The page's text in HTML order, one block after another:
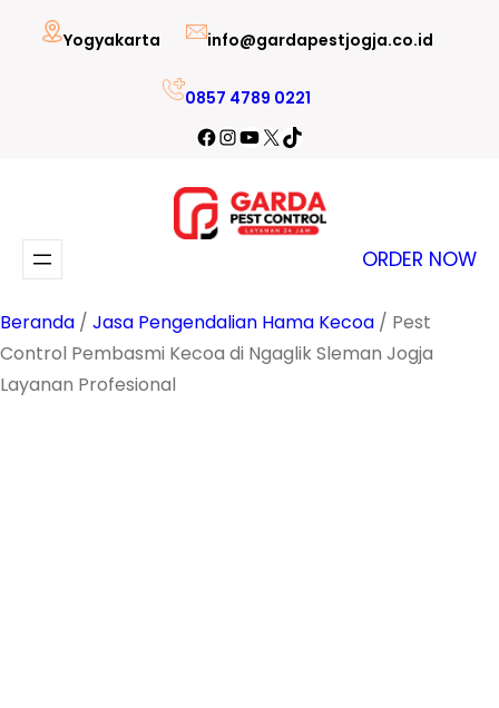
Lewati
Yogyakarta info@gardapestjogja.co.id
0857 4789 0221
Facebook
Instagram
YouTube
X TikTok
ORDER NOW
Beranda / Jasa Pengendalian Hama Kecoa / Pest
Control Pembasmi Kecoa di Ngaglik Sleman Jogja
Layanan Profesional